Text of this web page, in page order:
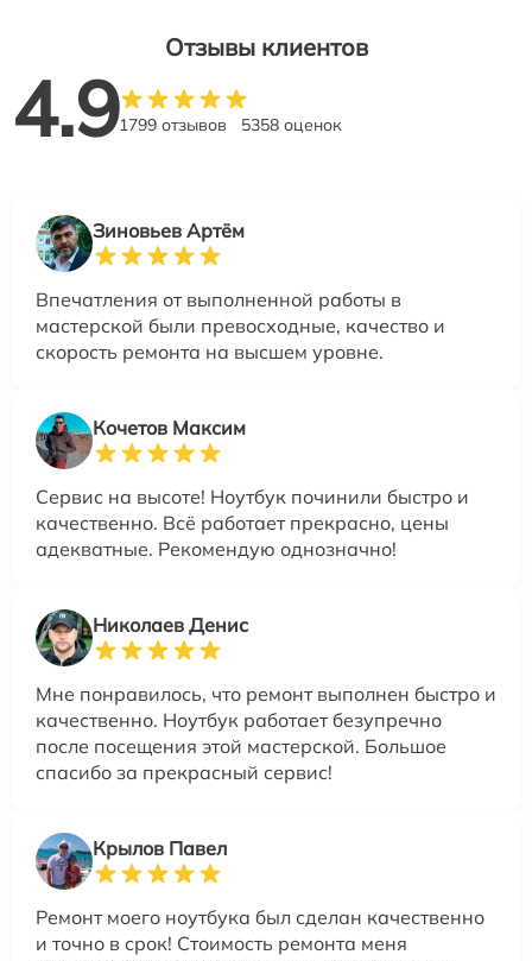
Отзывы клиентов
4.91799 отзывов 5358 оценок
Зиновьев Артём
Впечатления от выполненной работы в
мастерской были превосходные, качество и
скорость ремонта на высшем уровне.
Кочетов Максим
Сервис на высоте! Ноутбук починили быстро и
качественно. Всё работает прекрасно, цены
адекватные. Рекомендую однозначно!
Николаев Денис
Мне понравилось, что ремонт выполнен быстро и
качественно. Ноутбук работает безупречно
после посещения этой мастерской. Большое
спасибо за прекрасный сервис!
Крылов Павел
Ремонт моего ноутбука был сделан качественно
и точно в срок! Стоимость ремонта меня